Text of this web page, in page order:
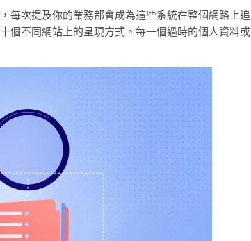
每次提及你的業務都會成為這些系統在整個網路上追
個不同網站上的呈現方式。每一個過時的個人資料或